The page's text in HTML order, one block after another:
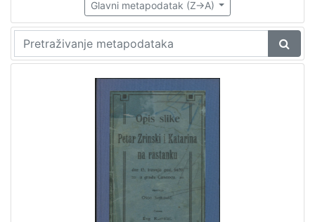
cjelina
Obitelji Šubić, Zrinski i Frankopan
2
Glavni metapodatak (Z->A)